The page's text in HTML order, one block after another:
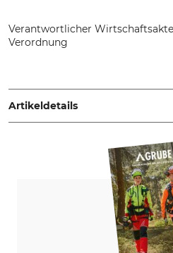
Verantwortlicher
Verordnung
Germany, www.samoa-
Artikeldetails